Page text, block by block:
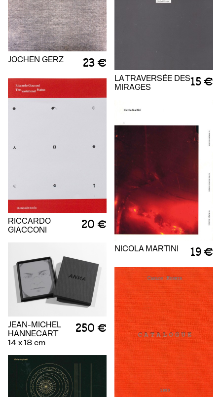
JOCHEN GERZ 23 €
LA TRAVERSÉE DES
MIRAGES
15 €
RICCARDO
GIACCONI
20 €
NICOLA MARTINI 19 €
JEAN-MICHEL
HANNECART
14 x 18 cm
250 €